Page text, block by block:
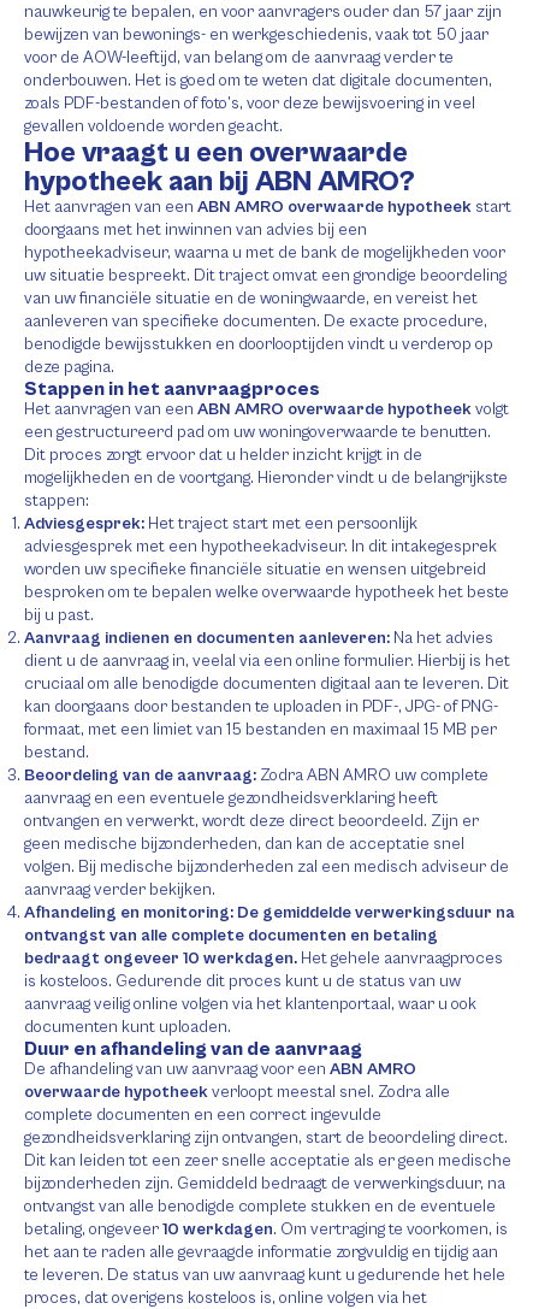
nauwkeurig te bepalen, en voor aanvragers ouder dan 57 jaar zijn
bewijzen van bewonings- en werkgeschiedenis, vaak tot 50 jaar
voor de AOW-leeftijd, van belang om de aanvraag verder te
onderbouwen. Het is goed om te weten dat digitale documenten,
zoals PDF-bestanden of foto’s, voor deze bewijsvoering in veel
gevallen voldoende worden geacht.
Hoe vraagt u een overwaarde
hypotheek aan bij ABN AMRO?
Het aanvragen van een ABN AMRO overwaarde hypotheek start
doorgaans met het inwinnen van advies bij een
hypotheekadviseur, waarna u met de bank de mogelijkheden voor
uw situatie bespreekt. Dit traject omvat een grondige beoordeling
van uw financiële situatie en de woningwaarde, en vereist het
aanleveren van specifieke documenten. De exacte procedure,
benodigde bewijsstukken en doorlooptijden vindt u verderop op
deze pagina.
Stappen in het aanvraagproces
Het aanvragen van een ABN AMRO overwaarde hypotheekvolgt
een gestructureerd pad om uw woningoverwaarde te benutten.
Dit proces zorgt ervoor dat u helder inzicht krijgt in de
mogelijkheden en de voortgang. Hieronder vindt u de belangrijkste
stappen:
Adviesgesprek: Het traject start met een persoonlijk
adviesgesprek met een hypotheekadviseur. In dit intakegesprek
worden uw specifieke financiële situatie en wensen uitgebreid
besproken om te bepalen welke overwaarde hypotheek het beste
bij u past.
Aanvraag indienen en documenten aanleveren: Na het advies
dient u de aanvraag in, veelal via een online formulier. Hierbij is het
cruciaal om alle benodigde documenten digitaal aan te leveren. Dit
kan doorgaans door bestanden te uploaden in PDF-, JPG- of PNG-
formaat, met een limiet van 15 bestanden en maximaal 15 MB per
bestand.
Beoordeling van de aanvraag: Zodra ABN AMRO uw complete
aanvraag en een eventuele gezondheidsverklaring heeft
ontvangen en verwerkt, wordt deze direct beoordeeld. Zijn er
geen medische bijzonderheden, dan kan de acceptatie snel
volgen. Bij medische bijzonderheden zal een medisch adviseur de
aanvraag verder bekijken.
Afhandeling en monitoring: De gemiddelde verwerkingsduur na
ontvangst van alle complete documenten en betaling
bedraagt ongeveer 10 werkdagen. Het gehele aanvraagproces
is kosteloos. Gedurende dit proces kunt u de status van uw
aanvraag veilig online volgen via het klantenportaal, waar u ook
documenten kunt uploaden.
Duur en afhandeling van de aanvraag
De afhandeling van uw aanvraag voor een ABN AMRO
overwaarde hypotheekverloopt meestal snel. Zodra alle
complete documenten en een correct ingevulde
gezondheidsverklaring zijn ontvangen, start de beoordeling direct.
Dit kan leiden tot een zeer snelle acceptatie als er geen medische
bijzonderheden zijn. Gemiddeld bedraagt de verwerkingsduur, na
ontvangst van alle benodigde complete stukken en de eventuele
betaling, ongeveer10 werkdagen. Om vertraging te voorkomen, is
het aan te raden alle gevraagde informatie zorgvuldig en tijdig aan
te leveren. De status van uw aanvraag kunt u gedurende het hele
proces, dat overigens kosteloos is, online volgen via het